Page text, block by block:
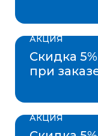
АКЦИЯ
Скидка 5%
при
АКЦИЯ